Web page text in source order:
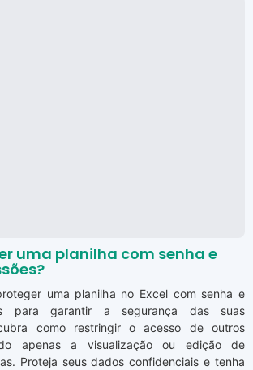
uma planilha com senha e
uma planilha no Excel com senha e
para garantir a segurança das suas
como restringir o acesso de outros
apenas a visualização ou edição de
Proteja seus dados confidenciais e tenha